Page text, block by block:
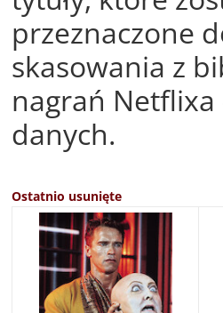
przeznaczone
skasowania z
nagrań
danych.
Ostatnio usunięte